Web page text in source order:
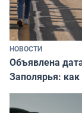
НОВОСТИ
Объявлена
Заполярья: